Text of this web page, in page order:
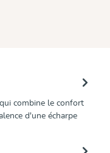
combine le confort
d'une écharpe